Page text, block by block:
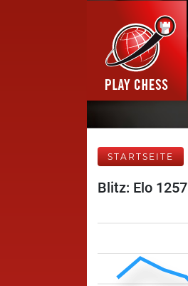
STARTSEITE
Blitz: Elo 1257